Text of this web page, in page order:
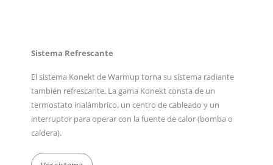
Sistema Refrescante
El sistema Konekt de Warmup torna su sistema radiante
también refrescante. La gama Konekt consta de un
termostato inalámbrico, un centro de cableado y un
interruptor para operar con la fuente de calor (bomba o
caldera).